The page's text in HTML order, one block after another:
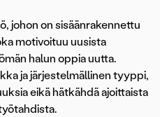
johon on sisäänrakennettu
motivoituu uusista
halun oppia uutta.
ja järjestelmällinen tyyppi,
eikä hätkähdä ajoittaista